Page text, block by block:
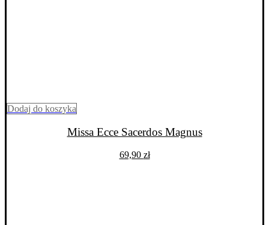
Dodaj do koszyka
Missa Ecce Sacerdos Magnus
69,90 zł